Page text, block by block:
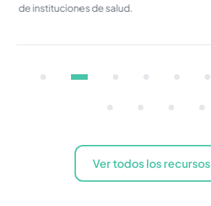
de instituciones de salud.
Ver todos los recursos